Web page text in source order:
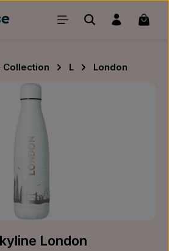
Collection L
London
London